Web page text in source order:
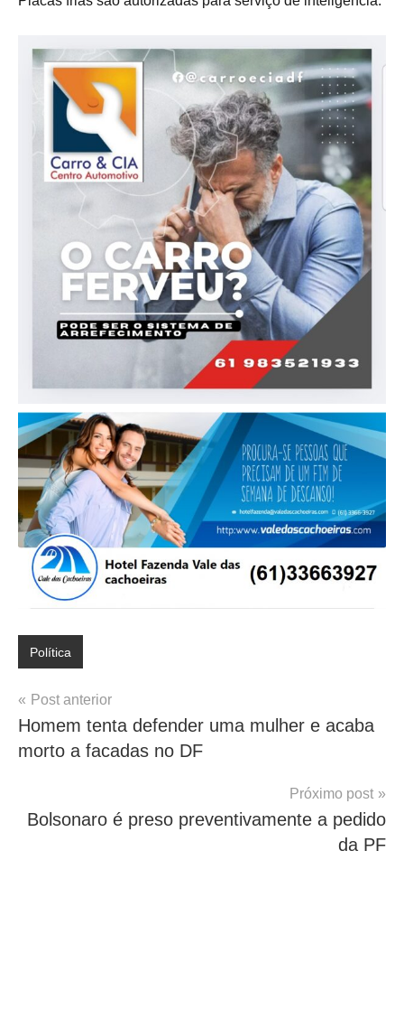
Política
Navegação
de
Post
Post anterior
Homem tenta defender uma mulher e acaba
morto a facadas no DF
Próximo post
Bolsonaro é preso preventivamente a pedido
da PF